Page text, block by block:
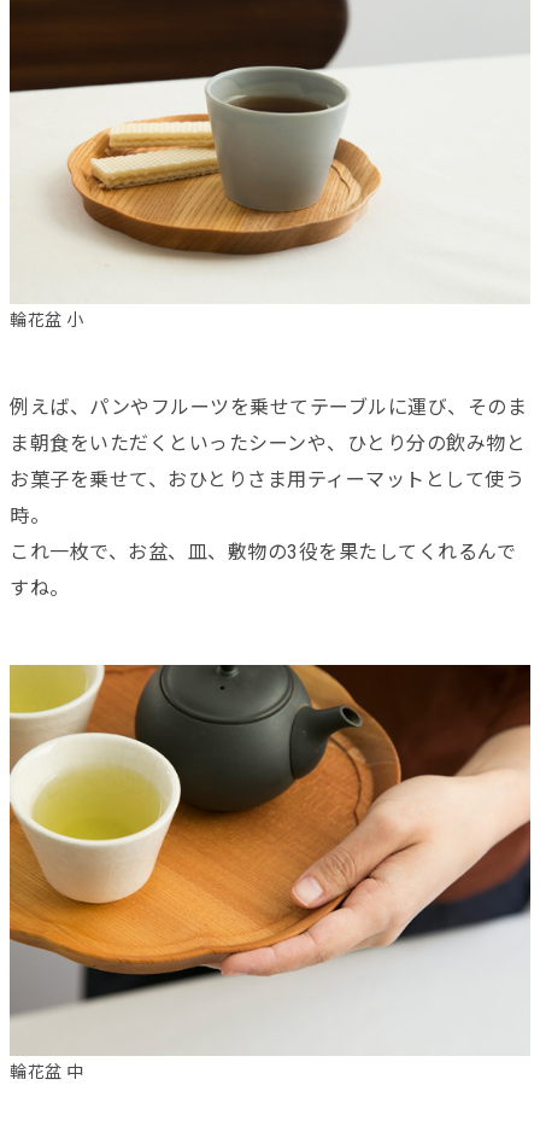
輪花盆 小
例えば、パンやフルーツを乗せてテーブルに運び、そのま
ま朝食をいただくといったシーンや、ひとり分の飲み物と
お菓子を乗せて、おひとりさま用ティーマットとして使う
時。
これ一枚で、お盆、皿、敷物の3役を果たしてくれるんで
すね。
輪花盆 中